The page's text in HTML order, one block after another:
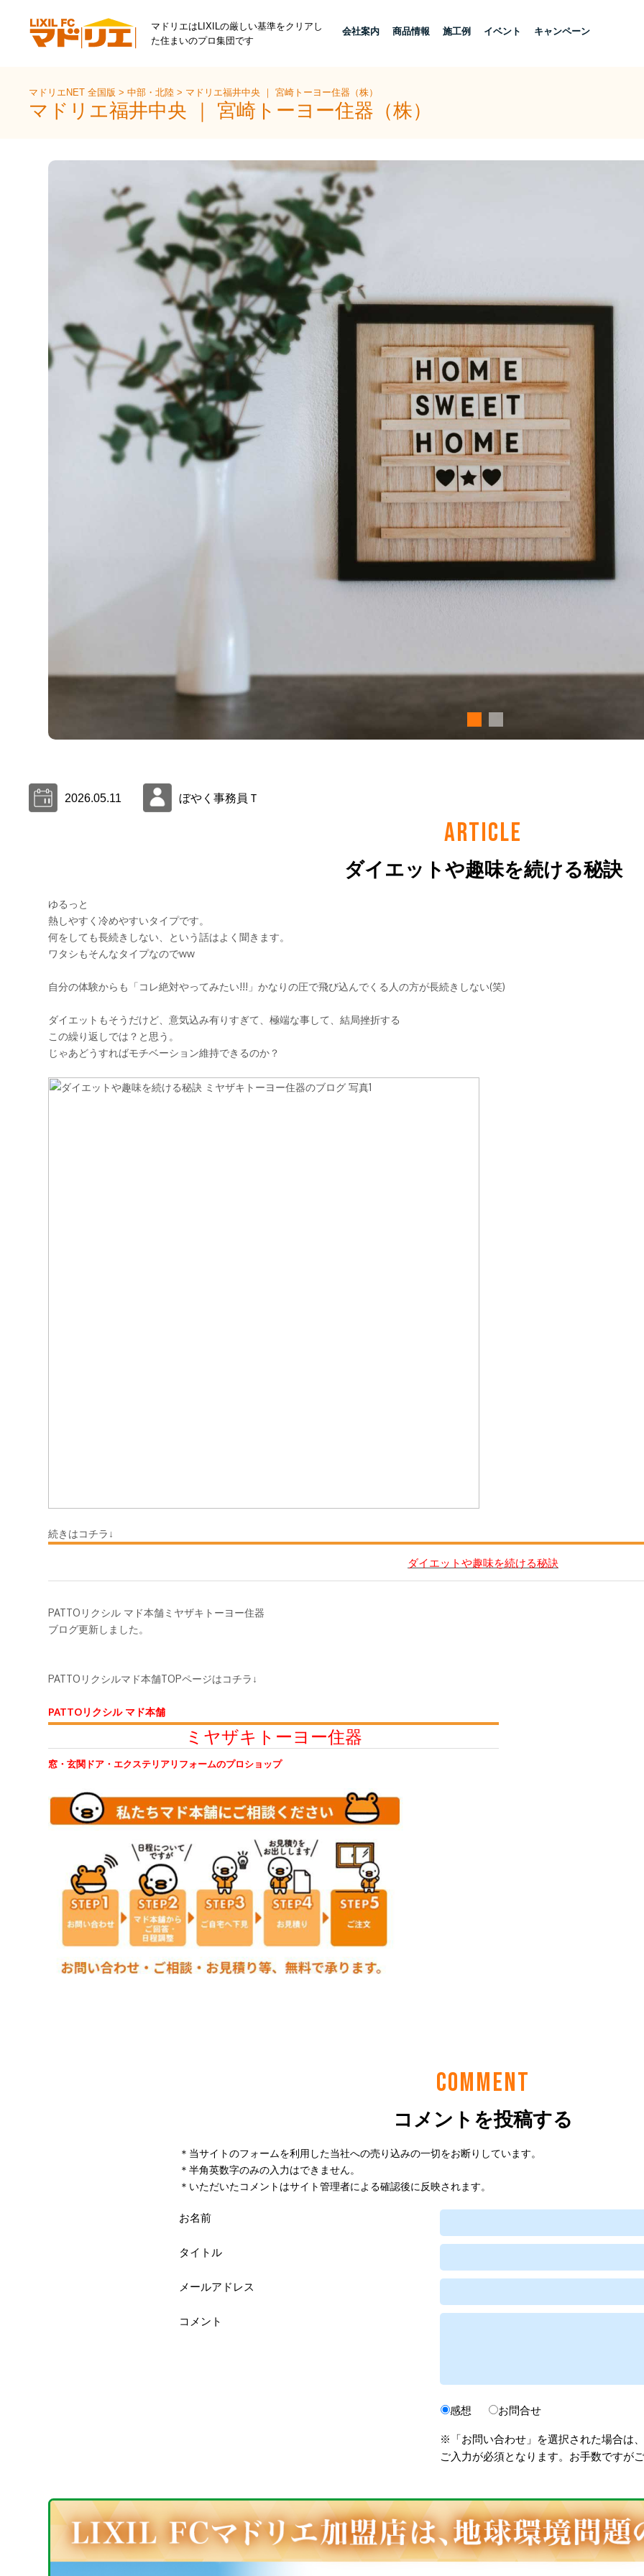
マドリエはLIXILの厳しい基準をクリアし
た住まいのプロ集団です
会社案内 商品情報 施工例 イベント キャンペーン
マドリエNET 全国版>中部・北陸> マドリエ福井中央 ｜ 宮崎トーヨー住器（株）
マドリエ福井中央 ｜ 宮崎トーヨー住器（株）
2026.05.11 ぼやく事務員Ｔ
ARTICLE
ダイエットや趣味を続ける秘訣
COMMENT
コメントを投稿する
＊当サイトのフォームを利用した当社への売り込みの一切をお断りしています。
＊半角英数字のみの入力はできません。
＊いただいたコメントはサイト管理者による確認後に反映されます。
お名前
タイトル
メールアドレス
コメント
感想 お問合せ
※「お問い合わせ」を選択された場合は
ご入力が必須となります。お手数ですが